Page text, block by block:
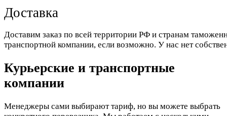
Доставка
Доставим заказ по всей территории РФ и странам
транспортной компании, если возможно. У нас нет
Курьерские и транспортные
компании
Менеджеры сами выбирают тариф, но вы можете выбрать